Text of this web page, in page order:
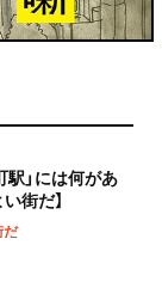
」には何があ
街だ】
だ